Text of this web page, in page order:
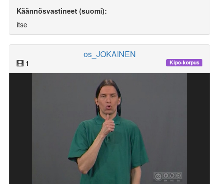
Käännösvastineet (suomi):
itse
os_JOKAINEN
1 Kipo-korpus